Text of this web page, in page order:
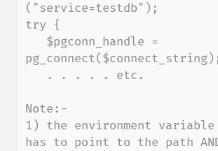
("service=testdb");
try {
Note:-
1) the environment variable
has to point to the path